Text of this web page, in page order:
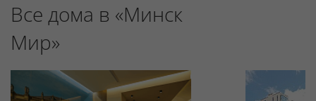
Все дома в «Минск
Мир»
Для обеспечения удобства пользователей сайта
используются cookies
Отклонить